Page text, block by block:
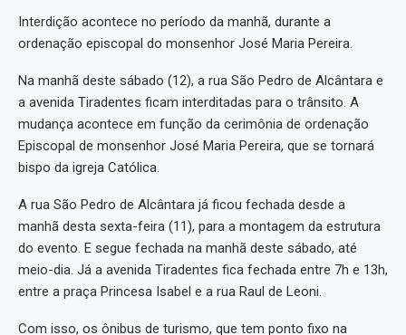
Interdição acontece no período da manhã, durante a
ordenação episcopal do monsenhor José Maria Pereira.
Na manhã deste sábado (12), a rua São Pedro de Alcântara e
a avenida Tiradentes ficam interditadas para o trânsito. A
mudança acontece em função da cerimônia de ordenação
Episcopal de monsenhor José Maria Pereira, que se tornará
bispo da igreja Católica.
A rua São Pedro de Alcântara já ficou fechada desde a
manhã desta sexta-feira (11), para a montagem da estrutura
do evento. E segue fechada na manhã deste sábado, até
meio-dia. Já a avenida Tiradentes fica fechada entre 7h e 13h,
entre a praça Princesa Isabel e a rua Raul de Leoni.
Com isso, os ônibus de turismo, que tem ponto fixo na